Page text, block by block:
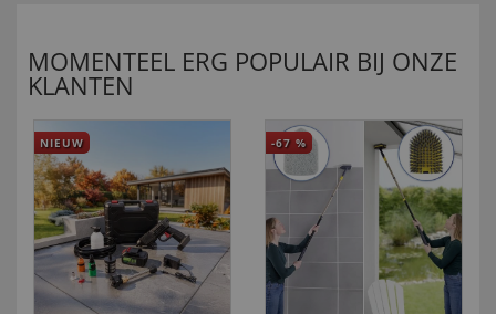
MOMENTEEL ERG POPULAIR BIJ ONZE
KLANTEN
NIEUW -67 %